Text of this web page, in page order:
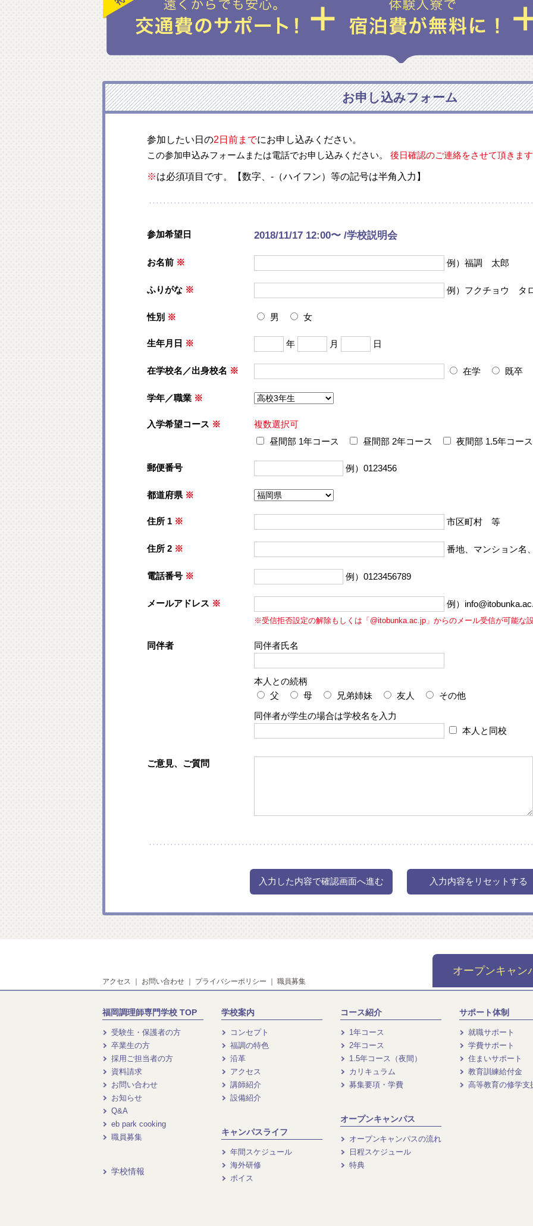
お申し込みフォーム
参加したい日の2日前までにお申し込みください。
この参加申込みフォームまたは電話でお申し込みください。 後日確認のご連絡をさせて頂きま
※は必須項目です。【数字、-（ハイフン）等の記号は半角入力】
参加希望日 2018/11/17 12:00〜 /学校説明会
お名前 ※ 例）福調 太郎
ふりがな ※ 例）フクチョウ タ
性別 ※ 男 女
生年月日 ※ 年 月 日
在学校名／出身校名 ※ 在学 既卒
学年／職業 ※
入学希望コース ※
複数選択可
昼間部 1年コース
昼間部 2年コース 夜間部 1.5年コース
郵便番号 例）0123456
都道府県 ※
住所 1 ※ 市区町村 等
住所 2 ※ 番地、マンション
電話番号 ※ 例）0123456789
メールアドレス ※ 例）
※受信拒否設定の解除もしくは「@itobunka.ac.jp」からのメール受信が可能な
同伴者 同伴者氏名
本人との続柄
父
母 兄弟姉妹 友人
その他
同伴者が学生の場合は学校名を入力
本人と同校
ご意見、ご質問
アクセス お問い合わせ プライバシーポリシー 職員募集
オープンキャン
福岡調理師専門学校 TOP
受験生・保護者の方
卒業生の方
採用ご担当者の方
資料請求
お問い合わせ
お知らせ
Q&A
eb park cooking
職員募集
学校情報
学校案内
コンセプト
福調の特色
沿革
アクセス
講師紹介
設備紹介
キャンパスライフ
年間スケジュール
海外研修
ボイス
コース紹介
1年コース
2年コース
1.5年コース（夜間）
カリキュラム
募集要項・学費
オープンキャンパス
オープンキャンパスの流れ
日程スケジュール
特典
サポート体制
就職サポート
学費サポート
住まいサポート
教育訓練給付金
高等教育の修学支